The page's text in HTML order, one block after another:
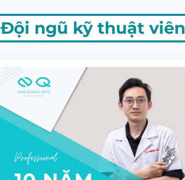
Đội ngũ kỹ thuật viên